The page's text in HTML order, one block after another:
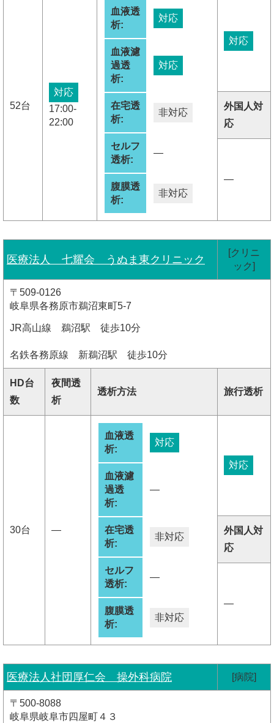
52台
対応
17:00-
22:00
血液透
析:
対応
血液濾
過透
析:
対応
在宅透
析:
非対応
セルフ
透析:
―
腹膜透
析:
非対応
対応
外国人対
応
―
医療法人 七耀会 うぬま東クリニック
[クリニ
ック]
〒509-0126
岐阜県各務原市鵜沼東町5-7
JR高山線 鵜沼駅 徒歩10分
名鉄各務原線 新鵜沼駅 徒歩10分
HD台
数
夜間透
析
透析方法 旅行透析
30台 ―
血液透
析:
対応
血液濾
過透
析:
―
在宅透
析:
非対応
セルフ
透析:
―
腹膜透
析:
非対応
対応
外国人対
応
―
医療法人社団厚仁会 操外科病院 [病院]
〒500-8088
岐阜県岐阜市四屋町４３